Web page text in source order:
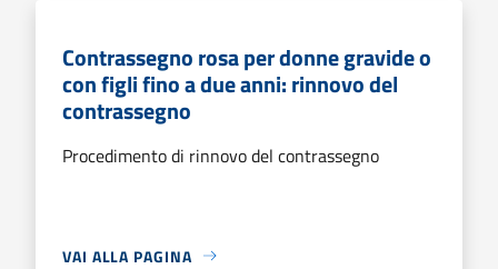
Contrassegno rosa per donne gravide o
con figli fino a due anni: rinnovo del
contrassegno
Procedimento di rinnovo del contrassegno
VAI ALLA PAGINA